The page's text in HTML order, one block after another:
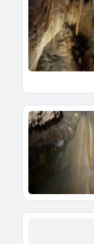
toute
nous
moindres
De la
la